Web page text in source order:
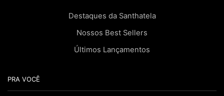
Destaques da Santhatela
Nossos Best Sellers
Últimos Lançamentos
PRA VOCÊ